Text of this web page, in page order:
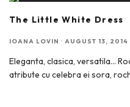
The Little White Dress
IOANA LOVIN · AUGUST 13, 2014
Eleganta, clasica, versatila…
atribute cu celebra ei sora,